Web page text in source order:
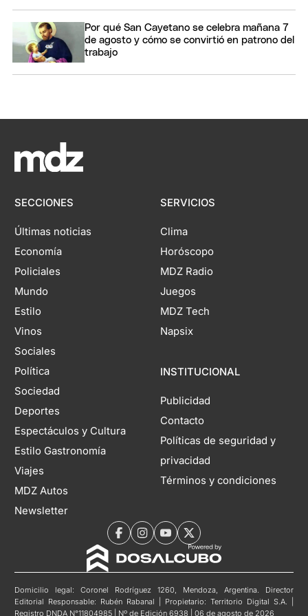
Por qué San Cayetano se celebra mañana 7
de agosto y cómo se convirtió en patrono del
trabajo
SECCIONES
Últimas noticias
Economía
Policiales
Mundo
Estilo
Vinos
Sociales
Política
Sociedad
Deportes
Espectáculos y Cultura
Estilo Gastronomía
Viajes
MDZ Autos
Newsletter
SERVICIOS
Clima
Horóscopo
MDZ Radio
Juegos
MDZ Tech
Napsix
INSTITUCIONAL
Publicidad
Contacto
Políticas de seguridad y
privacidad
Términos y condiciones
Domicilio legal: Coronel Rodríguez 1260, Mendoza, Argentina. Director
Editorial Responsable: Rubén Rabanal | Propietario: Territorio Digital S.A. |
Registro DNDA N°11804985 | Nº de Edición 6938 | 06 de agosto de 2026